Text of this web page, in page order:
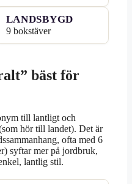
LANDSBYGD
9 bokstäver
bäst för
till lantligt och
hör till landet). Det är
ofta med 6
syftar mer på jordbruk,
lantlig stil.